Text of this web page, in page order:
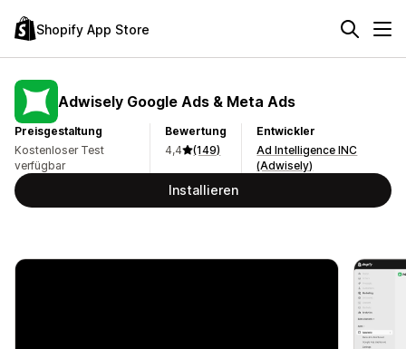
Shopify App Store
Adwisely Google Ads & Meta Ads
Preisgestaltung
Kostenloser Test
verfügbar
Bewertung
4,4
(149)
Entwickler
Ad Intelligence INC
(Adwisely)
Installieren